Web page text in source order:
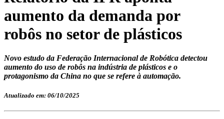
aumento da demanda por
robôs no setor de plásticos
Novo estudo da Federação Internacional de Robótica detectou
aumento do uso de robôs na indústria de plásticos e o
protagonismo da China no que se refere à automação.
Atualizado em: 06/10/2025